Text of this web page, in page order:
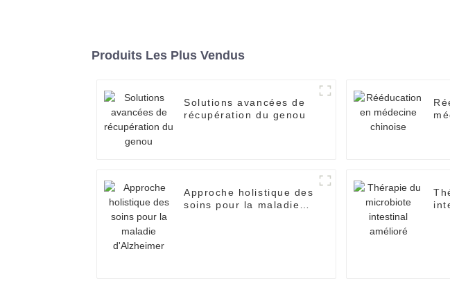
Produits Les Plus Vendus
Solutions avancées de
récupération du genou
Approche holistique des
soins pour la maladie